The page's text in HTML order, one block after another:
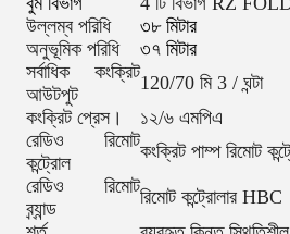
উল্লম্ব পরিধি
৩৮ মিটার
অনুভূমিক পরিধি
৩৭ মিটার
সর্বাধিক কংক্রিট
আউটপুট
120/70 মি 3 / ঘন্টা
কংক্রিট প্রেস।
১২/৬ এমপিএ
রেডিও রিমোট
কন্ট্রোল
কংক্রিট পাম্প রিমোট
রেডিও রিমোট
ব্র্যান্ড
রিমোট কন্ট্রোলার HBC